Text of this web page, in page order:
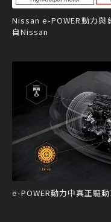
Nissan e-POWER動力
自Nissan
e-POWER動力中真正驅